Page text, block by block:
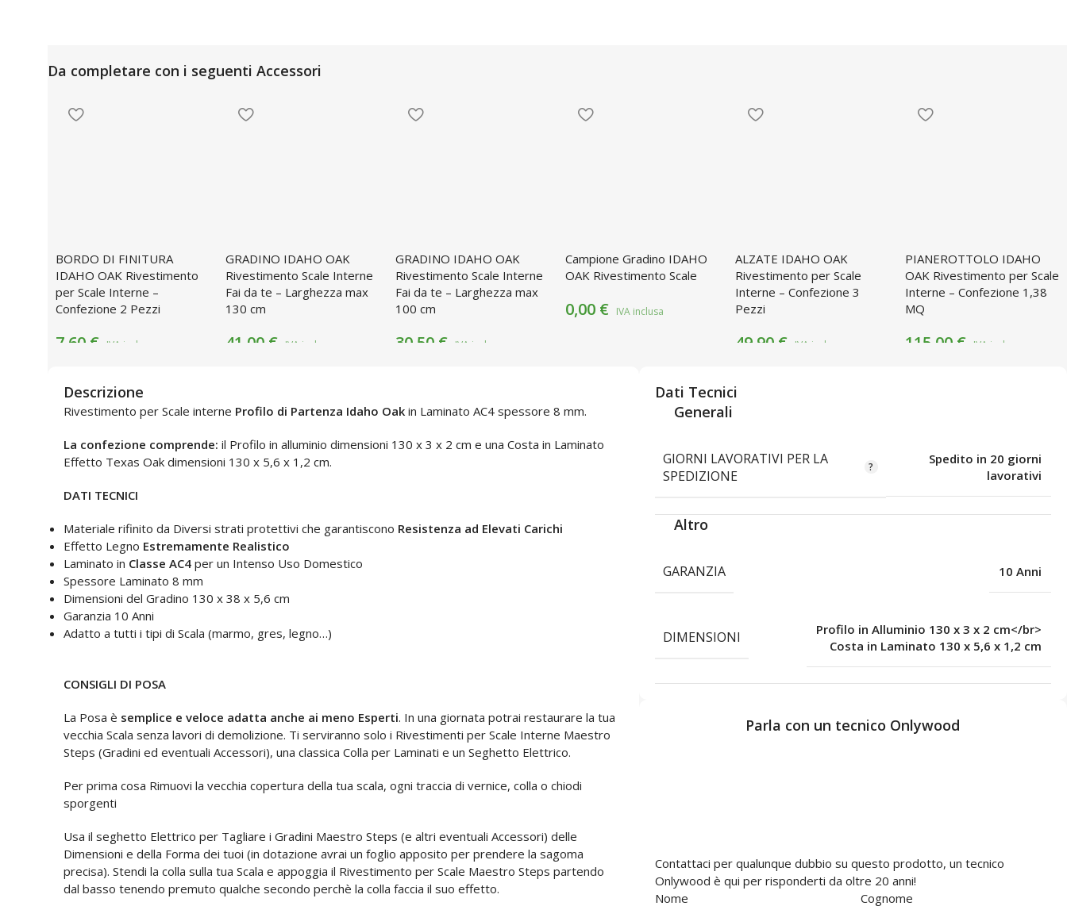
Da completare con i seguenti Accessori
BORDO DI FINITURA
IDAHO OAK Rivestimento
per Scale Interne –
Confezione 2 Pezzi
7,60 €
GRADINO IDAHO OAK
Rivestimento Scale Interne
Fai da te – Larghezza max
130 cm
41,00 €
GRADINO IDAHO OAK
Rivestimento Scale Interne
Fai da te – Larghezza max
100 cm
30,50 €
Campione Gradino IDAHO
OAK Rivestimento Scale
0,00 €
ALZATE IDAHO OAK
Rivestimento per Scale
Interne – Confezione 3
Pezzi
49,90 €
PIANEROTTOLO IDAHO
OAK Rivestimento per Scale
Interne – Confezione 1,38
MQ
115,00 €
Descrizione
Rivestimento per Scale interne Profilo di Partenza Idaho Oak in Laminato AC4 spessore 8 mm.
La confezione comprende: il Profilo in alluminio dimensioni 130 x 3 x 2 cm e una Costa in Laminato
Effetto Texas Oak dimensioni 130 x 5,6 x 1,2 cm.
DATI TECNICI
Materiale rifinito da Diversi strati protettivi che garantiscono Resistenza ad Elevati Carichi
Effetto Legno Estremamente Realistico
Laminato in Classe AC4 per un Intenso Uso Domestico
Spessore Laminato 8 mm
Dimensioni del Gradino 130 x 38 x 5,6 cm
Garanzia 10 Anni
Adatto a tutti i tipi di Scala (marmo, gres, legno…)
CONSIGLI DI POSA
La Posa è semplice e veloce adatta anche ai meno Esperti. In una giornata potrai restaurare la tua
vecchia Scala senza lavori di demolizione. Ti serviranno solo i Rivestimenti per Scale Interne Maestro
Steps (Gradini ed eventuali Accessori), una classica Colla per Laminati e un Seghetto Elettrico.
Per prima cosa Rimuovi la vecchia copertura della tua scala, ogni traccia di vernice, colla o chiodi
sporgenti
Usa il seghetto Elettrico per Tagliare i Gradini Maestro Steps (e altri eventuali Accessori) delle
Dimensioni e della Forma dei tuoi (in dotazione avrai un foglio apposito per prendere la sagoma
precisa). Stendi la colla sulla tua Scala e appoggia il Rivestimento per Scale Maestro Steps partendo
dal basso tenendo premuto qualche secondo perchè la colla faccia il suo effetto.
Dati Tecnici
Generali
GIORNI LAVORATIVI PER LA
SPEDIZIONE
Spedito in 20 giorni
lavorativi
Altro
GARANZIA 10 Anni
DIMENSIONI
Profilo in Alluminio 130 x 3 x 2 cm</br>
Costa in Laminato 130 x 5,6 x 1,2 cm
Parla con un tecnico Onlywood
Contattaci per qualunque dubbio su questo prodotto, un tecnico
Onlywood è qui per risponderti da oltre 20 anni!
Nome
Cognome